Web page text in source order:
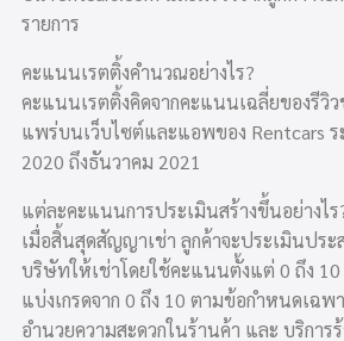
รายการ
คะแนนเรตติ้งคำนวณอย่างไร?
คะแนนเรตติ้งคิดจากคะแนนเฉลี่ยของรีวิ
แพร่บนเว็บไซต์และแอพของ Rentcars ร
2020 ถึงธันวาคม 2021
แต่ละคะแนนการประเมินสร้างขึ้นอย่างไร
เมื่อสิ้นสุดสัญญาเช่า ลูกค้าจะประเมินปร
บริษัทให้เช่าโดยใช้คะแนนตั้งแต่ 0 ถึง 10
แบ่งเกรดจาก 0 ถึง 10 ตามข้อกำหนดเฉพ
อำนวยความสะดวกในร้านค้า และ บริการ